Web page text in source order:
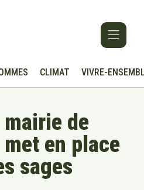
CLIMAT VIVRE-
mairie de
en place
sages